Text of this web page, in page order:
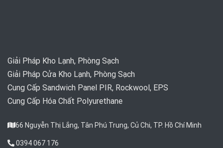
Giải Pháp Kho Lạnh, Phòng Sạch
Giải Pháp Cửa Kho Lạnh, Phòng Sạch
Cung Cấp Sandwich Panel PIR, Rockwool, EPS
Cung Cấp Hóa Chất Polyurethane
66 Nguyễn Thị Lắng, Tân Phú Trung, Củ Chi, TP. Hồ Chí Minh
0394 067 176